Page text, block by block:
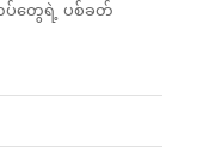
ပ်တွေရဲ့ ပစ်ခတ်